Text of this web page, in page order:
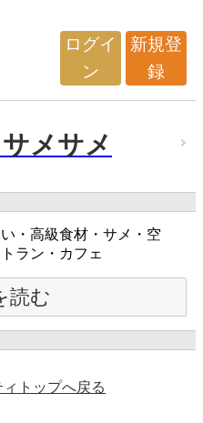
ログイ
ン
新規登
録
メサメ
・高級食材・サメ・空
トラン・カフェ
読む
トップへ戻る